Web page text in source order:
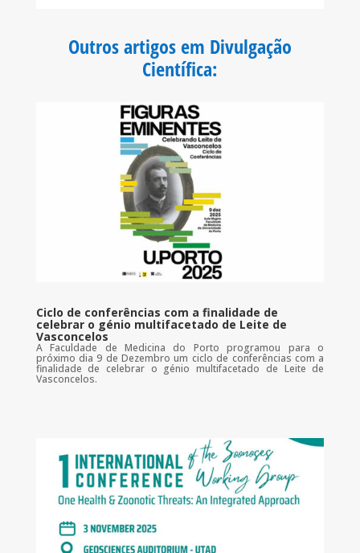
o
r
A
p
p
Outros artigos em Divulgação
Científica:
Ciclo de conferências com a finalidade de
celebrar o génio multifacetado de Leite de
Vasconcelos
A Faculdade de Medicina do Porto programou para o
próximo dia 9 de Dezembro um ciclo de conferências com a
finalidade de celebrar o génio multifacetado de Leite de
Vasconcelos.